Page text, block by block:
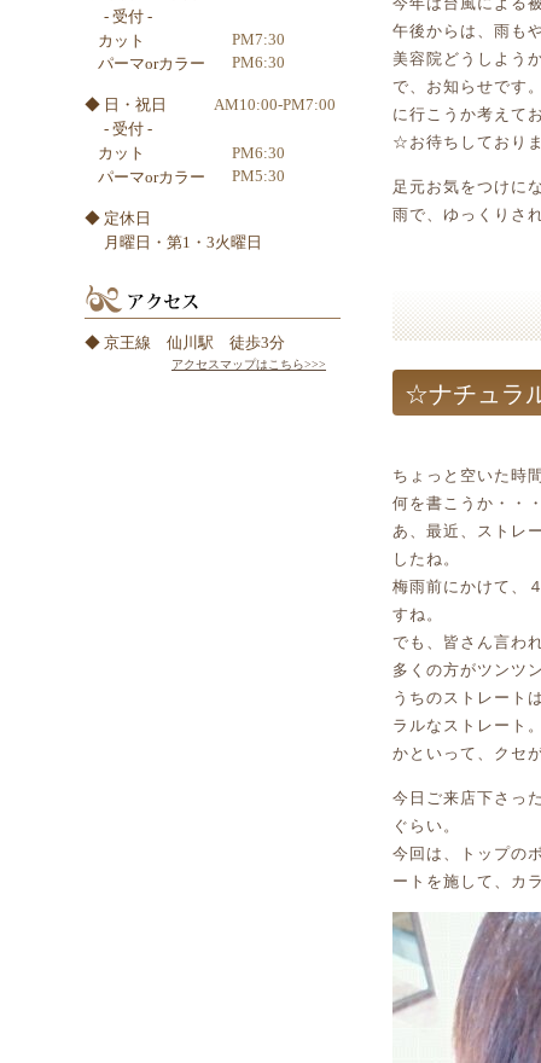
午後からは、雨も
美容院どうしよう
で、お知らせです
に行こうか考えて
☆お待ちしており
足元お気をつけに
雨で、ゆっくりさ
☆ナチュラ
ちょっと空いた時
何を書こうか・・
あ、最近、ストレ
したね。
梅雨前にかけて、
すね。
でも、皆さん言わ
多くの方がツンツ
うちのストレート
ラルなストレート
かといって、クセ
今日ご来店下さっ
ぐらい。
今回は、トップの
ートを施して、カ
- 受付 -
カット
PM7:30
パーマorカラー
PM6:30
◆ 日・祝日
AM10:00-PM7:00
- 受付 -
カット
PM6:30
パーマorカラー
PM5:30
◆ 定休日
月曜日・第1・3火曜日
◆ 京王線 仙川駅 徒歩3分
アクセスマップはこちら>>>